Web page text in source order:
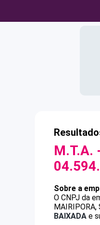
M.T.A.
Sobre a
O CNPJ da
BAIXADA e